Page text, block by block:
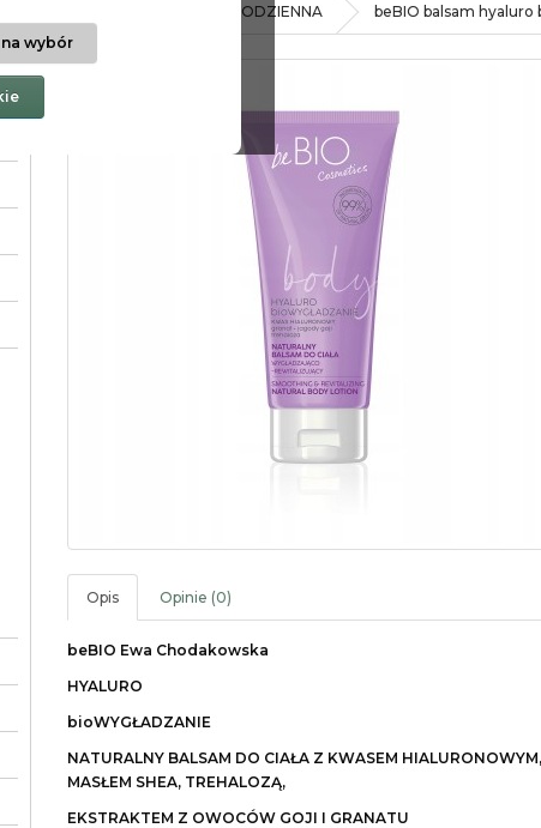
wybór
PIELĘGNACJA CODZIENNA beBIO balsam hyaluro
Opis Opinie (0)
beBIO Ewa Chodakowska
HYALURO
bioWYGŁADZANIE
NATURALNY BALSAM DO CIAŁA Z KWASEM HIALURONOWYM,
MASŁEM SHEA, TREHALOZĄ,
EKSTRAKTEM Z OWOCÓW GOJI I GRANATU